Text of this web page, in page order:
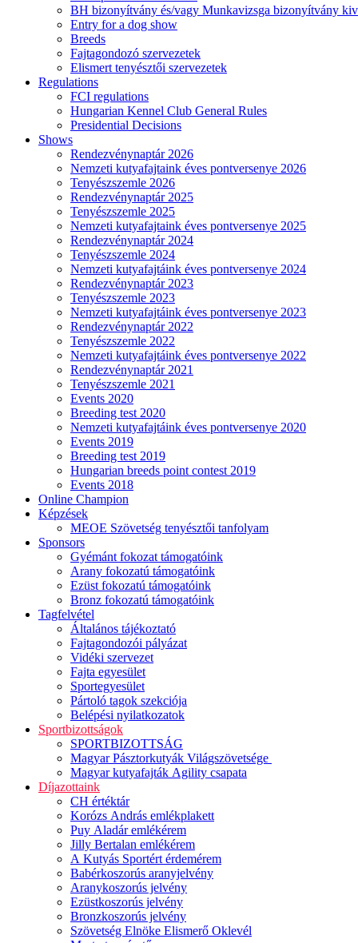
BH bizonyítvány és/vagy Munkavizsga bizonyítvány
Entry for a dog show
Breeds
Fajtagondozó szervezetek
Elismert tenyésztői szervezetek
Regulations
FCI regulations
Hungarian Kennel Club General Rules
Presidential Decisions
Shows
Rendezvénynaptár 2026
Nemzeti kutyafajtaink éves pontversenye 2026
Tenyészszemle 2026
Rendezvénynaptár 2025
Tenyészszemle 2025
Nemzeti kutyafajtaink éves pontversenye 2025
Rendezvénynaptár 2024
Tenyészszemle 2024
Nemzeti kutyafajtáink éves pontversenye 2024
Rendezvénynaptár 2023
Tenyészszemle 2023
Nemzeti kutyafajtáink éves pontversenye 2023
Rendezvénynaptár 2022
Tenyészszemle 2022
Nemzeti kutyafajtáink éves pontversenye 2022
Rendezvénynaptár 2021
Tenyészszemle 2021
Events 2020
Breeding test 2020
Nemzeti kutyafajtáink éves pontversenye 2020
Events 2019
Breeding test 2019
Hungarian breeds point contest 2019
Events 2018
Online Champion
Képzések
MEOE Szövetség tenyésztői tanfolyam
Sponsors
Gyémánt fokozat támogatóink
Arany fokozatú támogatóink
Ezüst fokozatú támogatóink
Bronz fokozatú támogatóink
Tagfelvétel
Általános tájékoztató
Fajtagondozói pályázat
Vidéki szervezet
Fajta egyesület
Sportegyesület
Pártoló tagok szekciója
Belépési nyilatkozatok
Sportbizottságok
SPORTBIZOTTSÁG
Magyar Pásztorkutyák Világszövetsége
Magyar kutyafajták Agility csapata
Díjazottaink
CH értéktár
Korózs András emlékplakett
Puy Aladár emlékérem
Jilly Bertalan emlékérem
A Kutyás Sportért érdemérem
Babérkoszorús aranyjelvény
Aranykoszorús jelvény
Ezüstkoszorús jelvény
Bronzkoszorús jelvény
Szövetség Elnöke Elismerő Oklevél